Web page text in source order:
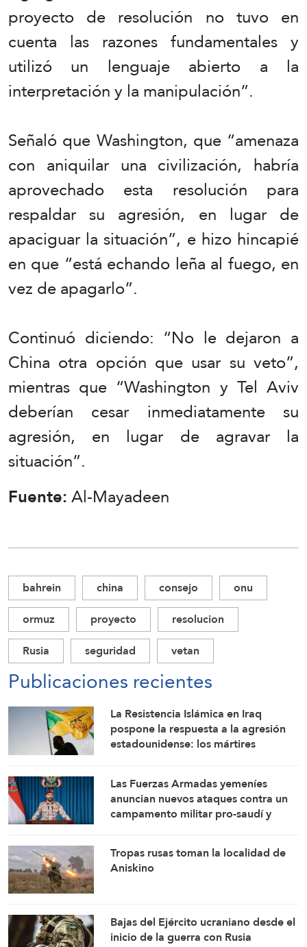
proyecto de resolución no tuvo en
cuenta las razones fundamentales y
utilizó un lenguaje abierto a la
interpretación y la manipulación”.
Señaló que Washington, que “amenaza
con aniquilar una civilización, habría
aprovechado esta resolución para
respaldar su agresión, en lugar de
apaciguar la situación”, e hizo hincapié
en que “está echando leña al fuego, en
vez de apagarlo”.
Continuó diciendo: “No le dejaron a
China otra opción que usar su veto”,
mientras que “Washington y Tel Aviv
deberían cesar inmediatamente su
agresión, en lugar de agravar la
situación”.
Fuente:Al-Mayadeen
bahrein china consejo
onu
ormuz
proyecto
resolucion
Rusia
seguridad vetan
Publicaciones recientes
La Resistencia Islámica en Iraq
pospone la respuesta a la agresión
estadounidense: los mártires
Las Fuerzas Armadas yemeníes
anuncian nuevos ataques contra un
campamento militar pro-saudí y
asedio y escalada por escalada
Tropas rusas toman la localidad de
Aniskino
Bajas del Ejército ucraniano desde el
inicio de la guerra con Rusia